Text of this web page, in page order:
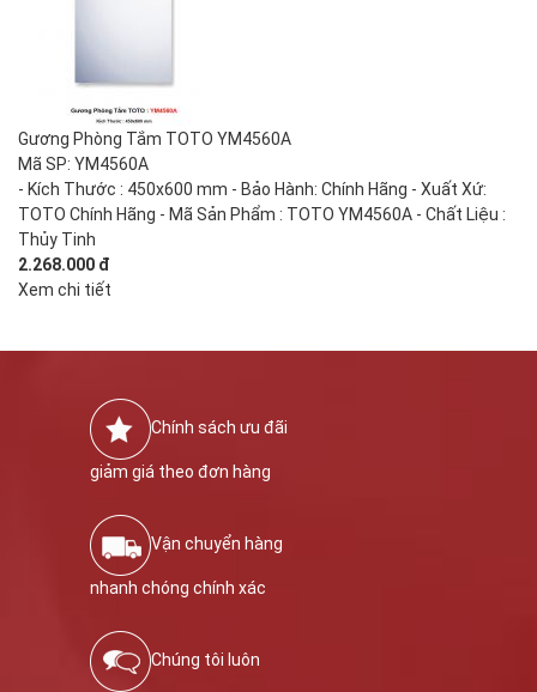
Gương Phòng Tắm TOTO YM4560A
Mã SP: YM4560A
- Kích Thước : 450x600 mm - Bảo Hành: Chính Hãng - Xuất Xứ:
TOTO Chính Hãng - Mã Sản Phẩm : TOTO YM4560A - Chất Liệu :
Thủy Tinh
2.268.000 đ
Xem chi tiết
Chính sách ưu đãi
giảm giá theo đơn hàng
Vận chuyển hàng
nhanh chóng chính xác
Chúng tôi luôn